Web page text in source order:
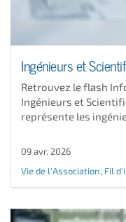
Ingénieurs et
Retrouvez le flash
Ingénieurs et
représente les
09 avr. 2026
Vie de l'Association, Fil